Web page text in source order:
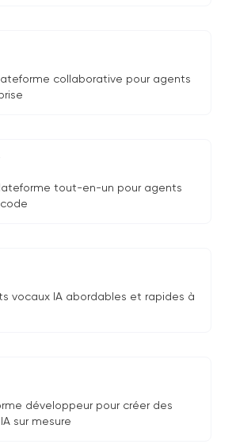
collaborative pour agents
tout-en-un pour agents
vocaux IA abordables et rapides à
développeur pour créer des
sur mesure